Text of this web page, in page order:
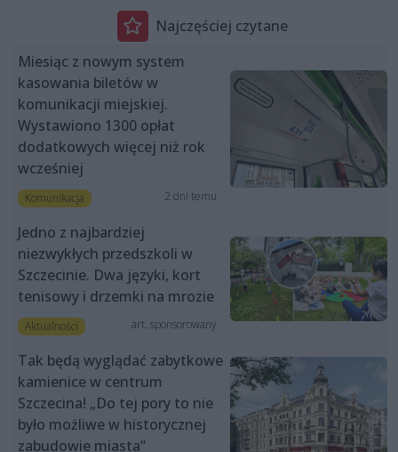
Najczęściej czytane
Miesiąc z nowym system
kasowania biletów w
komunikacji miejskiej.
Wystawiono 1300 opłat
dodatkowych więcej niż rok
wcześniej
Komunikacja 2 dni temu
Jedno z najbardziej
niezwykłych przedszkoli w
Szczecinie. Dwa języki, kort
tenisowy i drzemki na mrozie
Aktualności art. sponsorowany
Tak będą wyglądać zabytkowe
kamienice w centrum
Szczecina! „Do tej pory to nie
było możliwe w historycznej
zabudowie miasta”